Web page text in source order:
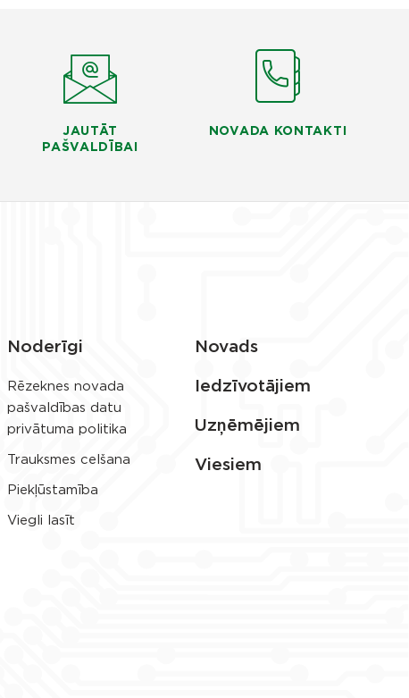
JAUTĀT
PAŠVALDĪBAI
NOVADA KONTAKTI
Noderīgi
Rēzeknes novada
pašvaldības datu
privātuma politika
Trauksmes celšana
Piekļūstamība
Viegli lasīt
Novads
Iedzīvotājiem
Uzņēmējiem
Viesiem